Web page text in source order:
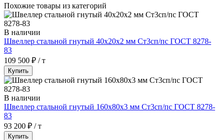
Похожие товары из категорий
В наличии
Швеллер стальной гнутый 40х20х2 мм Ст3сп/пс ГОСТ 8278-
83
109 500 ₽ / т
Купить
В наличии
Швеллер стальной гнутый 160х80х3 мм Ст3сп/пс ГОСТ 8278-
83
93 200 ₽ / т
Купить